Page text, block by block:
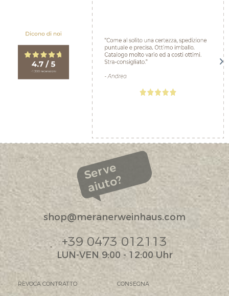
Serve
aiuto?
shop@meranerweinhaus.com
+39 0473 012113
LUN-VEN 9:00 - 12:00 Uhr
REVOCA CONTRATTO CONSEGNA